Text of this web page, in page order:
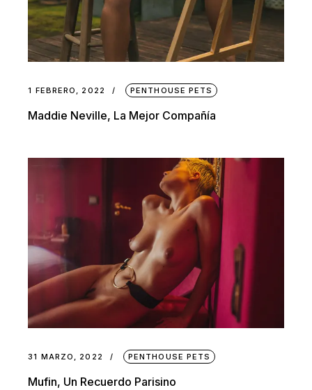
1 FEBRERO, 2022 PENTHOUSE PETS
Maddie Neville, La Mejor Compañía
31 MARZO, 2022 PENTHOUSE PETS
Mufin, Un Recuerdo Parisino